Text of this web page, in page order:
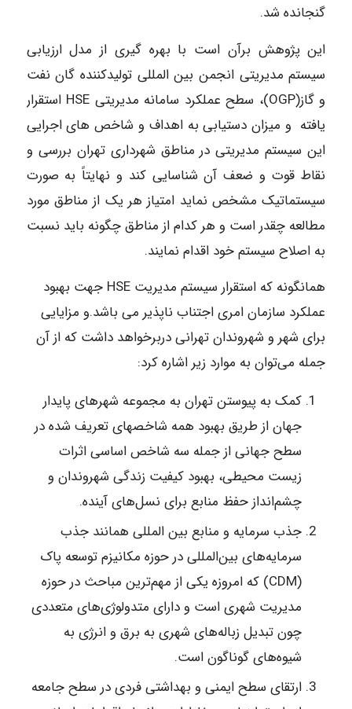
گنجانده شد.
این پژوهش برآن است با بهره گیری از مدل ارزیابی
سیستم مدیریتی انجمن بین المللی تولیدکننده گان نفت
و گاز(OGP)، سطح عملکرد سامانه مدیریتی HSE استقرار
یافته و میزان دستیابی به اهداف و شاخص های اجرایی
این سیستم مدیریتی در مناطق شهرداری تهران بررسی و
نقاط قوت و ضعف آن شناسایی کند و نهایتاً به صورت
سیستماتیک مشخص نماید امتیاز هر یک از مناطق مورد
مطالعه چقدر است و هر کدام از مناطق چگونه باید نسبت
به اصلاح سیستم خود اقدام نمایند.
همانگونه که استقرار سیستم مدیریت HSE جهت بهبود
عملکرد سازمان امری اجتناب ناپذیر می باشد.و مزایایی
برای شهر و شهروندان تهرانی دربرخواهد داشت که از آن
جمله می‌توان به موارد زیر اشاره کرد:
کمک به پیوستن تهران به مجموعه شهرهای پایدار
جهان از طریق بهبود همه شاخصهای تعریف شده در
سطح جهانی از جمله سه شاخص اساسی اثرات
زیست محیطی، بهبود کیفیت زندگی شهروندان و
چشم‌انداز حفظ منابع برای نسل‌های آینده.
جذب سرمایه و منابع بین المللی همانند جذب
سرمایه‌های بین‌المللی در حوزه مکانیزم توسعه پاک
(CDM) که امروزه یکی از مهم‌ترین مباحث در حوزه
مدیریت شهری است و دارای متدولوژی‌های متعددی
چون تبدیل زباله‌های شهری به برق و انرژی به
شیوه‌های گوناگون است.
ارتقای سطح ایمنی و بهداشتی فردی در سطح جامعه